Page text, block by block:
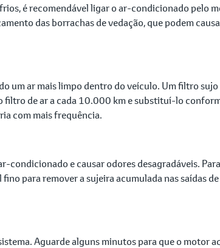
é recomendável ligar o ar-condicionado pelo
das borrachas de vedação, que podem
um ar mais limpo dentro do veículo. Um filtro sujo
filtro de ar a cada 10.000 km e substituí-lo
com mais frequência.
condicionado e causar odores desagradáveis.
para remover a sujeira acumulada nas saídas de
Aguarde alguns minutos para que o motor